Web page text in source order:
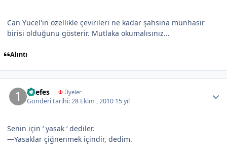
Can Yücel'in özellikle çevirileri ne kadar şahsına münhasır
birisi olduğunu gösterir. Mutlaka okumalısınız...
Alıntı
1nefes ΦÜyeler
Gönderi tarihi:28 Ekim , 2010 15 yıl
Senin için ‘ yasak ‘ dediler.
—Yasaklar çiğnenmek içindir, dedim.